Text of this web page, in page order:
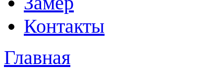
Контакты
Главная